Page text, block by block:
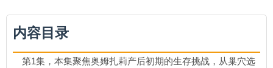
内容目录
第1集，本集聚焦奥姆扎莉产后初期的生存挑战，从巢穴选